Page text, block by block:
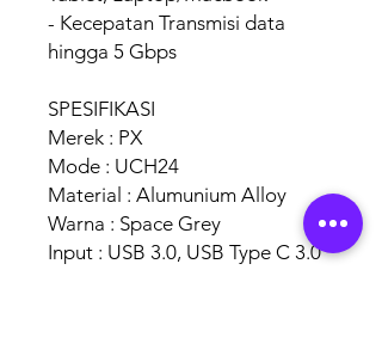
- Kecepatan Transmisi data
hingga 5 Gbps
SPESIFIKASI
Merek : PX
Mode : UCH24
Material : Alumunium Alloy
Warna : Space Grey
Input : USB 3.0, USB Type C 3.0